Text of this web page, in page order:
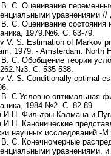
В. С. Оценивание
уравнениями
В. С. Оценивание
1979.№6. С. 63-79.
V. S. Estimation of Markov
1979. - Amsterdam: North
В. С. Обобщение теории
С. 535-538.
V. S. Conditionally optimal
В. С.Условно оптимальная
1984.№2. С. 82-89.
И.Н. Фильтры Калмана и
И.Н. Канонические
научных
В. С. Конечномерные
уравнениями,